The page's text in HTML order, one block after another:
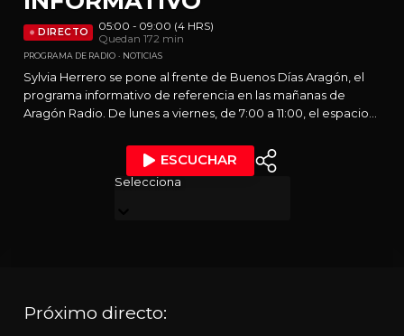
DIRECTO
05:00 - 09:00 (4 HRS)
Quedan 172 min
PROGRAMA DE RADIO NOTICIAS
Sylvia Herrero se pone al frente de Buenos Días Aragón, el
programa informativo de referencia en las mañanas de
Aragón Radio. De lunes a viernes, de 7:00 a 11:00, el espacio
noticias, análisis en profundidad, entrevistas, tertulia, deporte
y previsión meteorológica. Además, cuenta con el respaldo
de un amplio equipo de redactores y la redacción de
ESCUCHAR
Selecciona
Próximo directo: